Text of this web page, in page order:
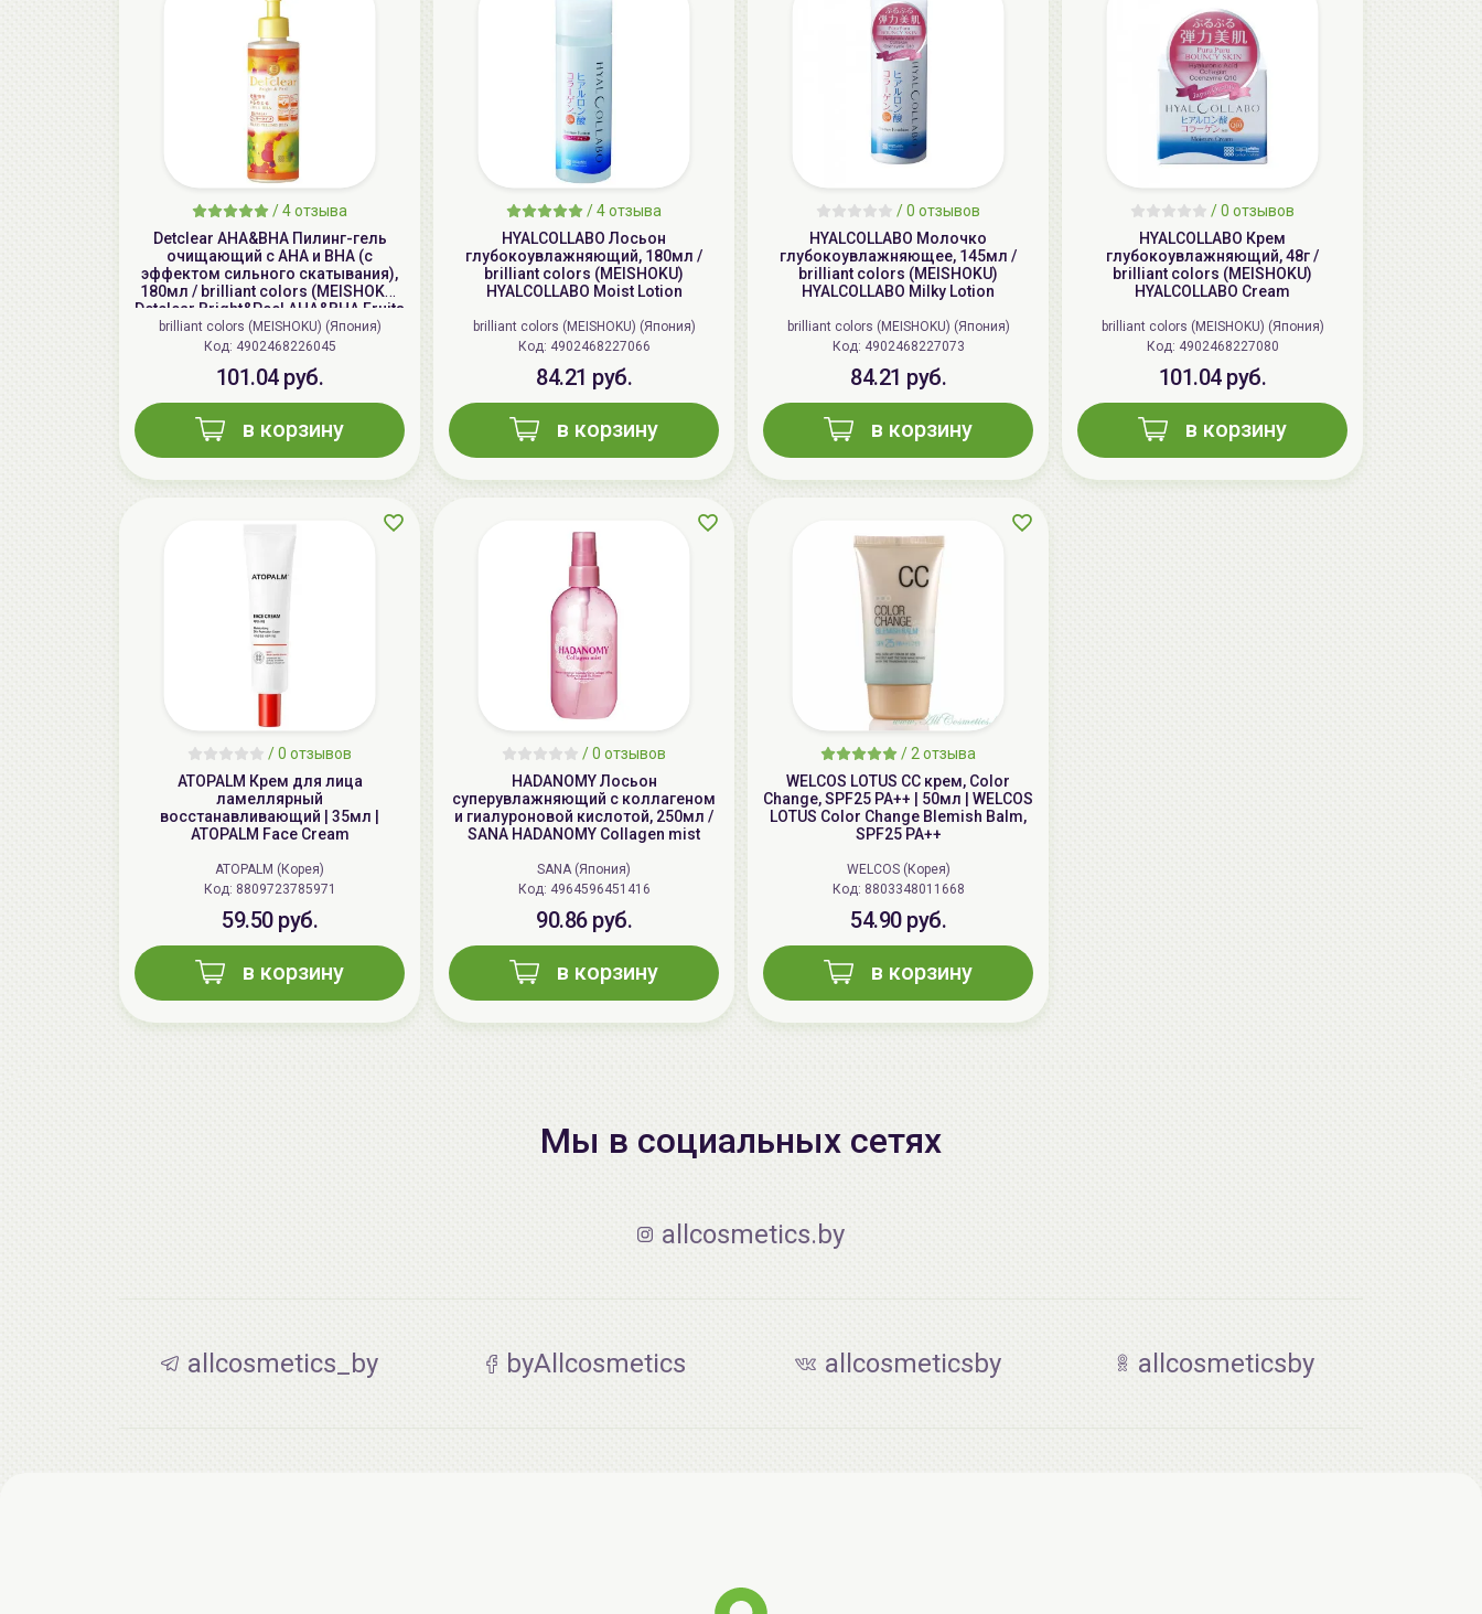
-52%
AiliCode Бальзам для волос
увлажняющий, 250мл
19.99 руб.
27.38 руб.
/4 отзыва
Detclear AHA&BHA Пилинг-гель
очищающий с AHA и BHA (с
эффектом сильного скатывания),
180мл / brilliant colors (MEISHOKU)
Detclear Bright&Peel AHA&BHA Fruits
Peeling Jelly
brilliant colors (MEISHOKU) (Япония)
Код: 4902468226045
101.04 руб.
в корзину
/4 отзыва
HYALCOLLABO Лосьон
глубокоувлажняющий, 180мл /
brilliant colors (MEISHOKU)
HYALCOLLABO Moist Lotion
brilliant colors (MEISHOKU) (Япония)
Код: 4902468227066
84.21 руб.
в корзину
/0 отзывов
HYALCOLLABO Молочко
глубокоувлажняющее, 145мл /
brilliant colors (MEISHOKU)
HYALCOLLABO Milky Lotion
brilliant colors (MEISHOKU) (Япония)
Код: 4902468227073
84.21 руб.
в корзину
/0 отзывов
HYALCOLLABO Крем
глубокоувлажняющий, 48г /
brilliant colors (MEISHOKU)
HYALCOLLABO Cream
brilliant colors (MEISHOKU) (Япония)
Код: 4902468227080
101.04 руб.
в корзину
/0 отзывов
ATOPALM Крем для лица
ламеллярный
восстанавливающий | 35мл |
ATOPALM Face Cream
ATOPALM (Корея)
Код: 8809723785971
59.50 руб.
в корзину
/0 отзывов
HADANOMY Лосьон
суперувлажняющий с коллагеном
и гиалуроновой кислотой, 250мл /
SANA HADANOMY Collagen mist
SANA (Япония)
Код: 4964596451416
90.86 руб.
в корзину
/2 отзыва
WELCOS LOTUS СС крем, Color
Change, SPF25 PA++ | 50мл | WELCOS
LOTUS Color Change Blemish Balm,
SPF25 PA++
WELCOS (Корея)
Код: 8803348011668
54.90 руб.
в корзину
Мы в социальных сетях
allcosmetics.by
allcosmetics_by byAllcosmetics allcosmeticsby allcosmeticsby